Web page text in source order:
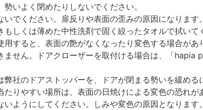
いよく閉めたりしないでください。
でください。扉反りや表面の歪みの原因になります。
しくは薄めた中性洗剤で固く絞ったタオルで拭いて
すると、表面の艶がなくなったり変色する場合があ
せん。ドアクローザーを取付ける場合は、「hapia
社のドアストッパーを、ドアが閉まる勢いを緩める
りやすい場所は、表面の日焼けによる変色の恐れ
ようにしてください。しみや変色の原因となります。